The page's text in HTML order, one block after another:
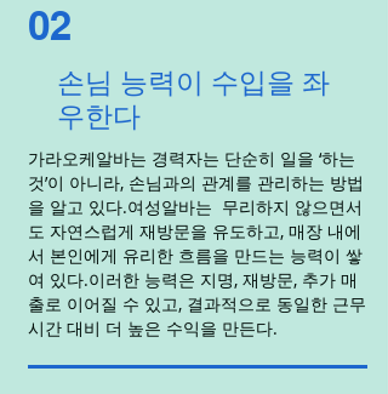
02
손님 능력이 수입을 좌
우한다
가라오케알바는 경력자는 단순히 일을 ‘하는
것’이 아니라, 손님과의 관계를 관리하는 방법
을 알고 있다.여성알바는 무리하지 않으면서
도 자연스럽게 재방문을 유도하고, 매장 내에
서 본인에게 유리한 흐름을 만드는 능력이 쌓
여 있다.이러한 능력은 지명, 재방문, 추가 매
출로 이어질 수 있고, 결과적으로 동일한 근무
시간 대비 더 높은 수익을 만든다.